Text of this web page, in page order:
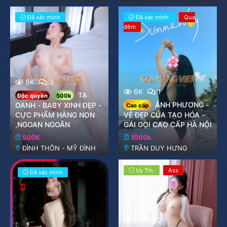
THỊ ĐỊNH THỊ ĐỊNH
Đã xác minh
6K 3
Độc quyền 500k
TẠ
OANH - BABY XINH ĐẸP -
CỰC PHẨM HÀNG NON
,NGOAN NGOÃN
500K
ĐÌNH THÔN - MỸ ĐÌNH
Đã xác minh
Qua
đêm
6K 1
Cao cấp
ÁNH PHƯƠNG -
VẺ ĐẸP CỦA TẠO HÓA -
GÁI GỌI CAO CẤP HÀ NỘI
1000k
TRẦN DUY HƯNG
Đã xác minh
l
Uy Tín Ass
2